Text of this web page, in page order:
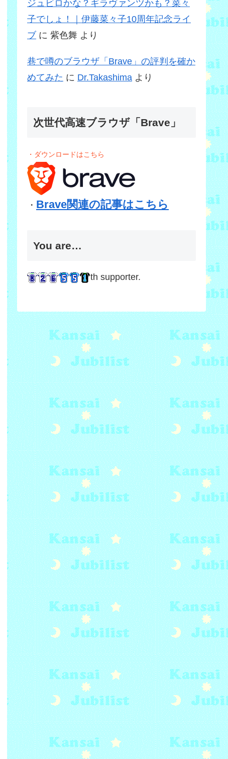
ジュビロかな？ギラヴァンツかも？菜々
子でしょ！｜伊藤菜々子10周年記念ライ
ブ に 紫色舞 より
巷で噂のブラウザ「Brave」の評判を確か
めてみた に Dr.Takashima より
次世代高速ブラウザ「Brave」
・ダウンロードはこちら
・ Brave関連の記事はこちら
You are…
th supporter.